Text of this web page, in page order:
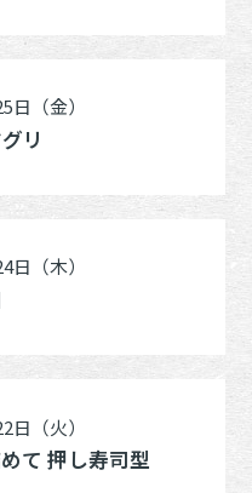
日（金）
リ
日（木）
日（火）
て 押し寿司型